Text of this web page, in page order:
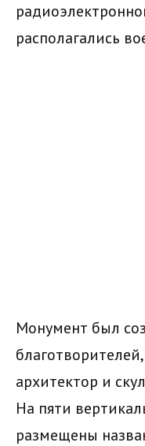
располагались
Монумент был
архитектор и
На пяти
размещены